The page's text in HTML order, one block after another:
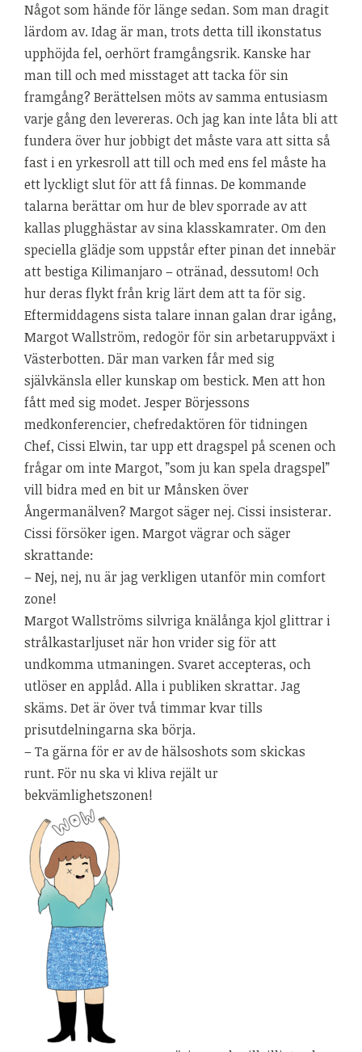
Något som hände för länge sedan. Som man dragit
lärdom av. Idag är man, trots detta till ikonstatus
upphöjda fel, oerhört framgångsrik. Kanske har
man till och med misstaget att tacka för sin
framgång? Berättelsen möts av samma entusiasm
varje gång den levereras. Och jag kan inte låta bli att
fundera över hur jobbigt det måste vara att sitta så
fast i en yrkesroll att till och med ens fel måste ha
ett lyckligt slut för att få finnas. De kommande
talarna berättar om hur de blev sporrade av att
kallas plugghästar av sina klasskamrater. Om den
speciella glädje som uppstår efter pinan det innebär
att bestiga Kilimanjaro – otränad, dessutom! Och
hur deras flykt från krig lärt dem att ta för sig.
Eftermiddagens sista talare innan galan drar igång,
Margot Wallström, redogör för sin arbetaruppväxt i
Västerbotten. Där man varken får med sig
självkänsla eller kunskap om bestick. Men att hon
fått med sig modet. Jesper Börjessons
medkonferencier, chefredaktören för tidningen
Chef, Cissi Elwin, tar upp ett dragspel på scenen och
frågar om inte Margot, ”som ju kan spela dragspel”
vill bidra med en bit ur Månsken över
Ångermanälven? Margot säger nej. Cissi insisterar.
Cissi försöker igen. Margot vägrar och säger
skrattande:
– Nej, nej, nu är jag verkligen utanför min comfort
zone!
Margot Wallströms silvriga knälånga kjol glittrar i
strålkastarljuset när hon vrider sig för att
undkomma utmaningen. Svaret accepteras, och
utlöser en applåd. Alla i publiken skrattar. Jag
skäms. Det är över två timmar kvar tills
prisutdelningarna ska börja.
– Ta gärna för er av de hälsoshots som skickas
runt. För nu ska vi kliva rejält ur
bekvämlighetszonen!